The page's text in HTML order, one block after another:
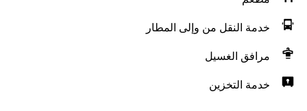
خدمة النقل من وإلى المطار
مرافق الغسيل
خدمة التخزين